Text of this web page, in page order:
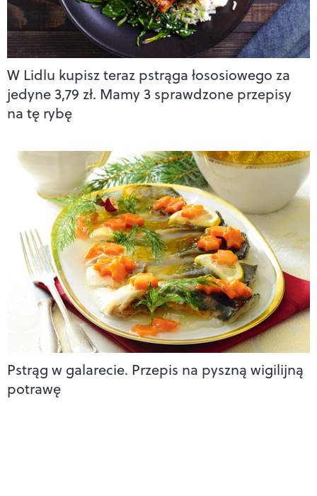
W Lidlu kupisz teraz pstrąga łososiowego za
jedyne 3,79 zł. Mamy 3 sprawdzone przepisy
na tę rybę
Pstrąg w galarecie. Przepis na pyszną wigilijną
potrawę